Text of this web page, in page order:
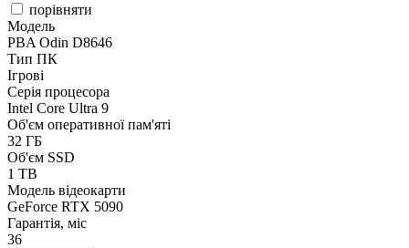
порівняти
Модель
PBA Odin D8646
Тип ПК
Ігрові
Серія процесора
Intel Core Ultra 9
Об'єм оперативної пам'яті
32 ГБ
Об'єм SSD
1 TB
Модель відеокарти
GeForce RTX 5090
Гарантія, міс
36